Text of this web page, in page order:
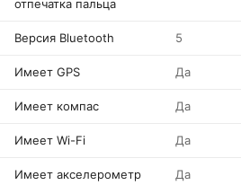
отпечатка пальца
Версия Bluetooth 5
Имеет GPS Да
Имеет компас Да
Имеет Wi-Fi Да
Имеет акселерометр Да